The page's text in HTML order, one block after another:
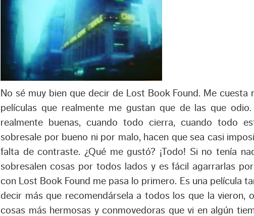
No sé muy bien que decir de Lost Book Found. Me cuesta
películas que realmente me gustan que de las que
realmente buenas, cuando todo cierra, cuando todo
sobresale por bueno ni por malo, hacen que sea casi
falta de contraste. ¿Qué me gustó? ¡Todo! Si no tenía
sobresalen cosas por todos lados y es fácil agarrarlas
con Lost Book Found me pasa lo primero. Es una película
decir más que recomendársela a todos los que la vieron,
cosas más hermosas y conmovedoras que vi en algún